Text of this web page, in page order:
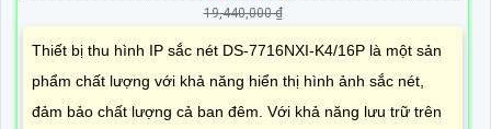
19,440,000 ₫
Thiết bị thu hình IP sắc nét DS-7716NXI-K4/16P là một sản
phẩm chất lượng với khả năng hiển thị hình ảnh sắc nét,
đảm bảo chất lượng cả ban đêm. Với khả năng lưu trữ trên